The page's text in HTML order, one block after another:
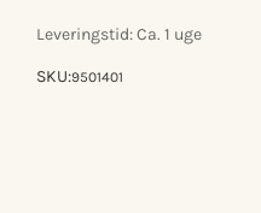
Leveringstid: Ca. 1 uge
SKU:9501401